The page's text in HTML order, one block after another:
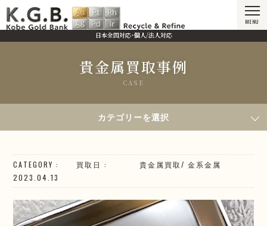
日本全国対応・個人/法人対応
MENU
貴金属買取事例
CASE
2023年4月13日買取／K18 万年筆ペン先
カテゴリーを選択
CATEGORY 貴金属買取/ 金系金属
買取日
2023.04.13